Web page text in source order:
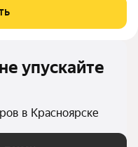
вложиться в
упускайте
в Красноярске